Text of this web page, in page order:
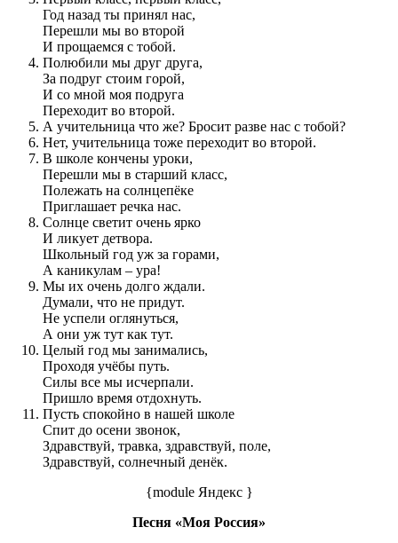
Год назад ты принял нас,
Перешли мы во второй
И прощаемся с тобой.
Полюбили мы друг друга,
За подруг стоим горой,
И со мной моя подруга
Переходит во второй.
А учительница что же? Бросит разве нас с тобой?
Нет, учительница тоже переходит во второй.
В школе кончены уроки,
Перешли мы в старший класс,
Полежать на солнцепёке
Приглашает речка нас.
Солнце светит очень ярко
И ликует детвора.
Школьный год уж за горами,
А каникулам – ура!
Мы их очень долго ждали.
Думали, что не придут.
Не успели оглянуться,
А они уж тут как тут.
Целый год мы занимались,
Проходя учёбы путь.
Силы все мы исчерпали.
Пришло время отдохнуть.
Пусть спокойно в нашей школе
Спит до осени звонок,
Здравствуй, травка, здравствуй, поле,
Здравствуй, солнечный денёк.
{module Яндекс }
Песня «Моя Россия»